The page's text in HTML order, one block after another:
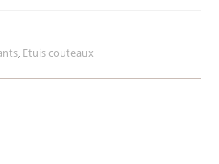
, Etuis couteaux